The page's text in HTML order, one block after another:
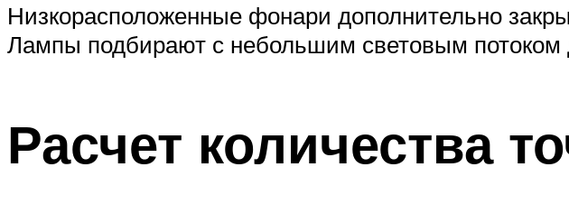
Низкорасположенные фонари дополнительно
Лампы подбирают с небольшим световым
Расчет количества